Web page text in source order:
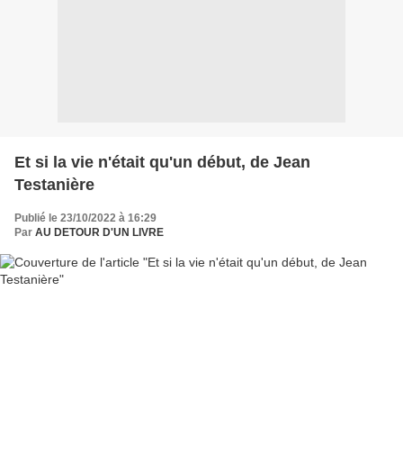
Et si la vie n'était qu'un début, de Jean
Testanière
Publié le 23/10/2022 à 16:29
Par AU DETOUR D'UN LIVRE